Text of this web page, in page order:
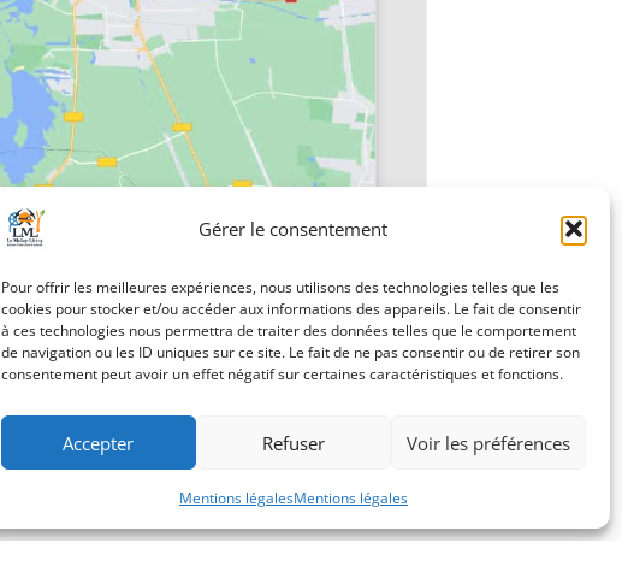
Gérer le consentement
Pour offrir les meilleures expériences, nous utilisons des technologies telles que les
cookies pour stocker et/ou accéder aux informations des appareils. Le fait de consentir
à ces technologies nous permettra de traiter des données telles que le comportement
de navigation ou les ID uniques sur ce site. Le fait de ne pas consentir ou de retirer son
consentement peut avoir un effet négatif sur certaines caractéristiques et fonctions.
Accepter Refuser Voir les préférences
Mentions légalesMentions légales
Mini stage de sculpture»